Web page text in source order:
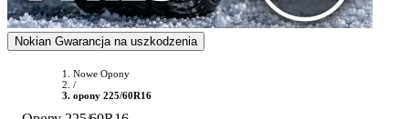
Nokian Gwarancja na uszkodzenia
Nowe Opony
/
opony 225/60R16